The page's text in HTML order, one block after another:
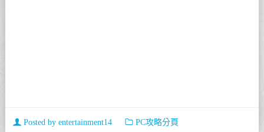
Posted by entertainment14 PC攻略分頁